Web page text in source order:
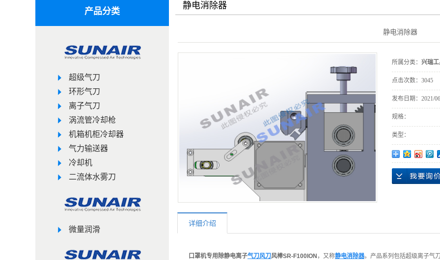
产品分类
超级气刀
环形气刀
离子气刀
涡流管冷却枪
机箱机柜冷却器
气力输送器
冷却机
二流体水雾刀
微量润滑
静电消除器
静电消除器
所属分类： 兴瑞
点击次数： 3045
发布日期： 2021/
规格：
类型：
详细介绍
口罩机专用除静电离子气刀风刀风棒SR-F100ION ，又称静电消除器。产品系列包括超级离子气